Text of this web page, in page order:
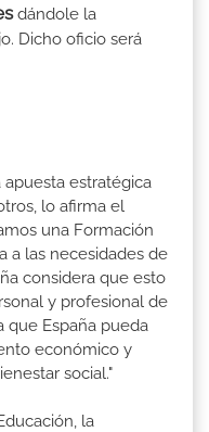
dándole la
Dicho oficio será
estratégica
lo afirma el
una Formación
a las necesidades de
considera que esto
y profesional de
que España pueda
económico y
social."
la